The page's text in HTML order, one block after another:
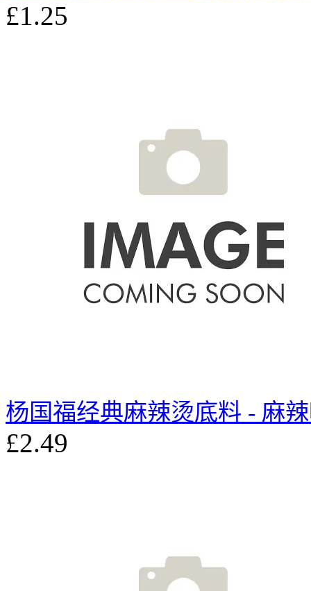
£1.25
杨国福经典麻辣烫底料 - 麻
£2.49